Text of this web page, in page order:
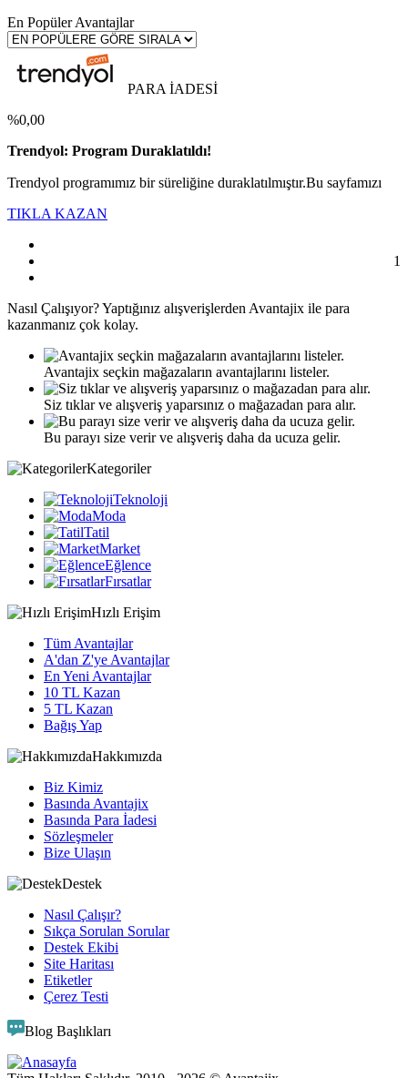
En Popüler Avantajlar
PARA İADESİ
%0,00
Trendyol: Program Duraklatıldı!
Trendyol programımız bir süreliğine duraklatılmıştır.Bu sayfamızı
TIKLA KAZAN
1
Nasıl Çalışıyor?Yaptığınız alışverişlerden Avantajix ile para
kazanmanız çok kolay.
Avantajix seçkin mağazaların avantajlarını listeler.
Siz tıklar ve alışveriş yaparsınız o mağazadan para alır.
Bu parayı size verir ve alışveriş daha da ucuza gelir.
Kategoriler
Teknoloji
Moda
Tatil
Market
Eğlence
Fırsatlar
Hızlı Erişim
Tüm Avantajlar
A'dan Z'ye Avantajlar
En Yeni Avantajlar
10 TL Kazan
5 TL Kazan
Bağış Yap
Hakkımızda
Biz Kimiz
Basında Avantajix
Basında Para İadesi
Sözleşmeler
Bize Ulaşın
Destek
Nasıl Çalışır?
Sıkça Sorulan Sorular
Destek Ekibi
Site Haritası
Etiketler
Çerez Testi
Blog Başlıkları